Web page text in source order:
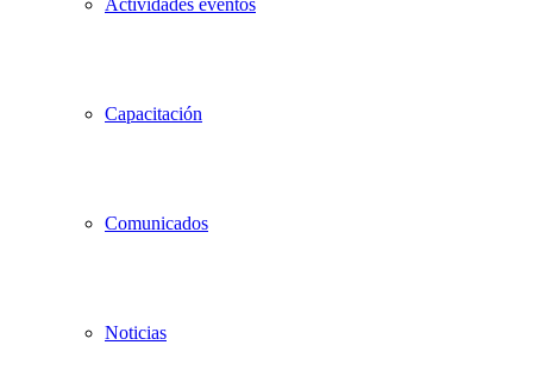
Actividades eventos
Capacitación
Comunicados
Noticias